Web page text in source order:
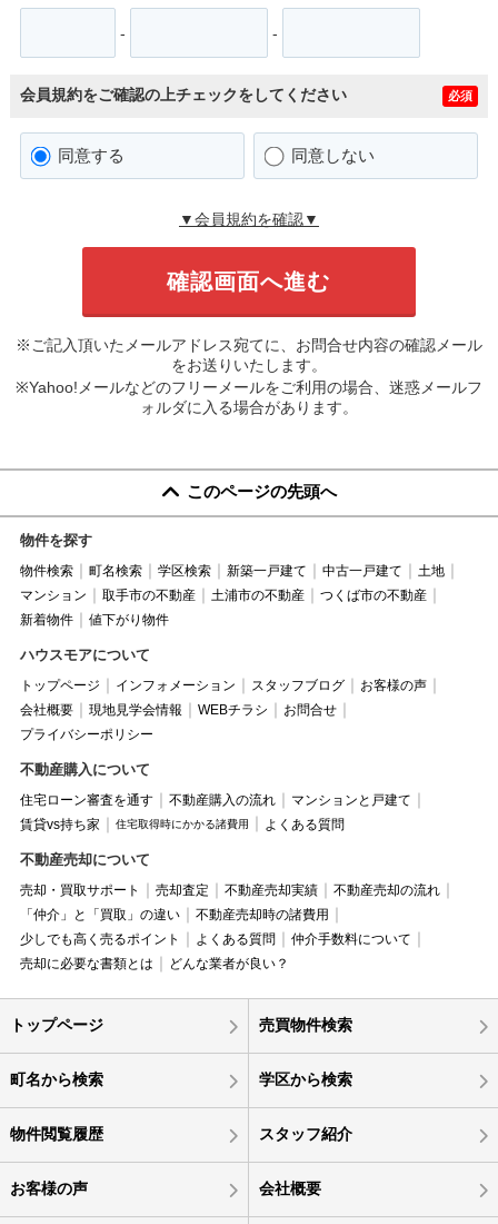
- -
会員規約をご確認の上チェックをしてください 必須
同意する 同意しない
▼会員規約を確認▼
※ご記入頂いたメールアドレス宛てに、お問合せ内容の確認メール
をお送りいたします。
※Yahoo!メールなどのフリーメールをご利用の場合、迷惑メールフ
ォルダに入る場合があります。
このページの先頭へ
物件を探す
物件検索 町名検索 学区検索 新築一戸建て 中古一戸建て
土地
マンション
取手市の不動産 土浦市の不動産
つくば市の不動産
新着物件
値下がり物件
ハウスモアについて
トップページ インフォメーション スタッフブログ
お客様の声
会社概要
現地見学会情報 WEBチラシ
お問合せ
プライバシーポリシー
不動産購入について
住宅ローン審査を通す 不動産購入の流れ
マンションと戸建て
賃貸vs持ち家
住宅取得時にかかる諸費用 よくある質問
不動産売却について
売却・買取サポート 売却査定 不動産売却実績
不動産売却の流れ
「仲介」と「買取」の違い
不動産売却時の諸費用
少しでも高く売るポイント
よくある質問
仲介手数料について
売却に必要な書類とは
どんな業者が良い？
トップページ 売買物件検索
町名から検索 学区から検索
物件閲覧履歴 スタッフ紹介
お客様の声 会社概要